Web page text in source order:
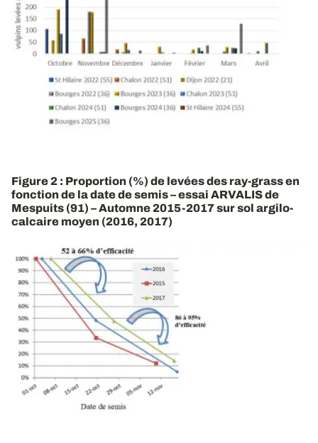
Figure 2 : Proportion (%) de levées des ray-grass en
fonction de la date de semis – essai ARVALIS de
Mespuits (91) – Automne 2015-2017 sur sol argilo-
calcaire moyen (2016, 2017)